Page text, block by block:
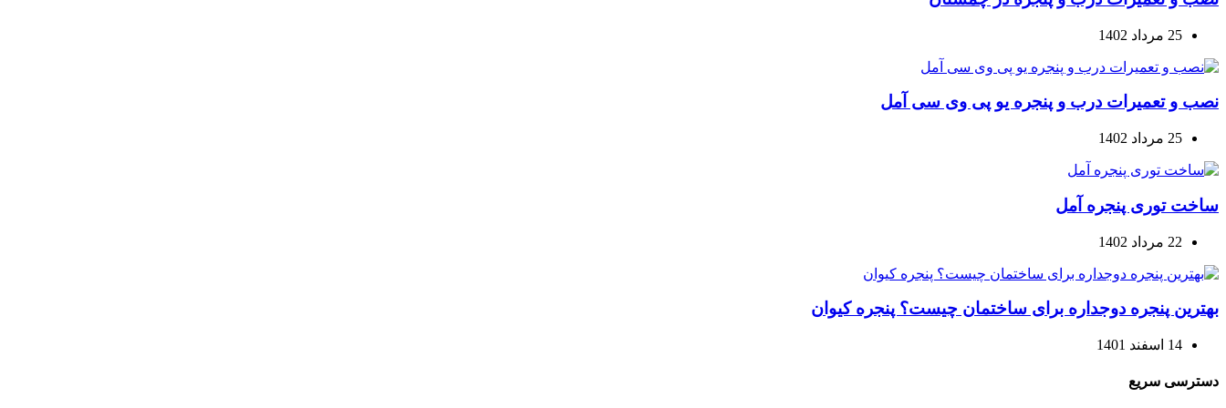
25 مرداد 1402
نصب و تعمیرات درب و پنجره یو پی وی سی آمل
25 مرداد 1402
ساخت توری پنجره آمل
22 مرداد 1402
بهترین پنجره دوجداره برای ساختمان چیست؟ پنجره کیوان
14 اسفند 1401
دسترسی سریع